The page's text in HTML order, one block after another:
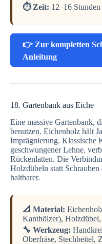
⏱️ Zeit: 12–16 Stunden
👉 Zur kompletten
Anleitung
18. Gartenbank aus Eiche
Eine massive Gartenbank,
benutzen. Eichenholz hält
Imprägnierung. Klassische
geschwungener Lehne,
Rückenlatten. Die
Holzdübeln statt
haltbarer.
📐 Material:
Kanthölzer),
🔧 Werkzeug:
Oberfräse, Stechbeitel,